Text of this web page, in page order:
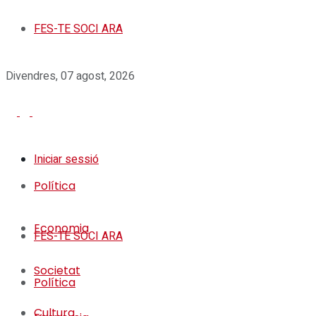
FES-TE SOCI ARA
Divendres, 07 agost, 2026
Iniciar sessió
Política
Economia
Societat
FES-TE SOCI ARA
Política